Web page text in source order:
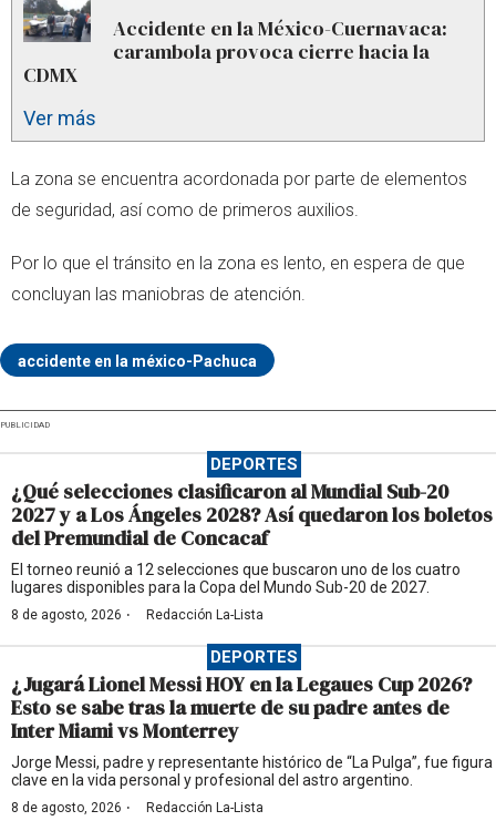
Accidente en la México-Cuernavaca:
carambola provoca cierre hacia la
CDMX
Ver más
La zona se encuentra acordonada por parte de elementos
de seguridad, así como de primeros auxilios.
Por lo que el tránsito en la zona es lento, en espera de que
concluyan las maniobras de atención.
accidente en la méxico-Pachuca
PUBLICIDAD
DEPORTES
¿Qué selecciones clasificaron al Mundial Sub-20
2027 y a Los Ángeles 2028? Así quedaron los boletos
del Premundial de Concacaf
El torneo reunió a 12 selecciones que buscaron uno de los cuatro
lugares disponibles para la Copa del Mundo Sub-20 de 2027.
8 de agosto, 2026 · Redacción La-Lista
DEPORTES
¿Jugará Lionel Messi HOY en la Legaues Cup 2026?
Esto se sabe tras la muerte de su padre antes de
Inter Miami vs Monterrey
Jorge Messi, padre y representante histórico de “La Pulga”, fue figura
clave en la vida personal y profesional del astro argentino.
8 de agosto, 2026 · Redacción La-Lista